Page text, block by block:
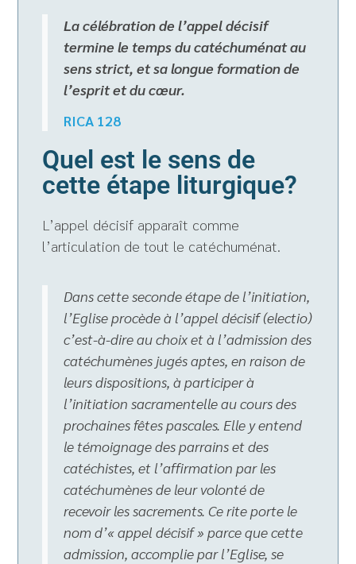
La célébration de l’appel décisif
termine le temps du catéchuménat au
sens strict, et sa longue formation de
l’esprit et du cœur.
RICA 128
Quel est le sens de
cette étape liturgique?
L’appel décisif apparaît comme
l’articulation de tout le catéchuménat.
Dans cette seconde étape de l’initiation,
l’Eglise procède à l’appel décisif (electio)
c’est-à-dire au choix et à l’admission des
catéchumènes jugés aptes, en raison de
leurs dispositions, à participer à
l’initiation sacramentelle au cours des
prochaines fêtes pascales. Elle y entend
le témoignage des parrains et des
catéchistes, et l’affirmation par les
catéchumènes de leur volonté de
recevoir les sacrements. Ce rite porte le
nom d’« appel décisif » parce que cette
admission, accomplie par l’Eglise, se